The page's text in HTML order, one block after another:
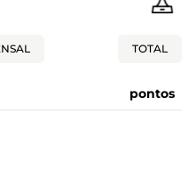
TOTAL
pontos